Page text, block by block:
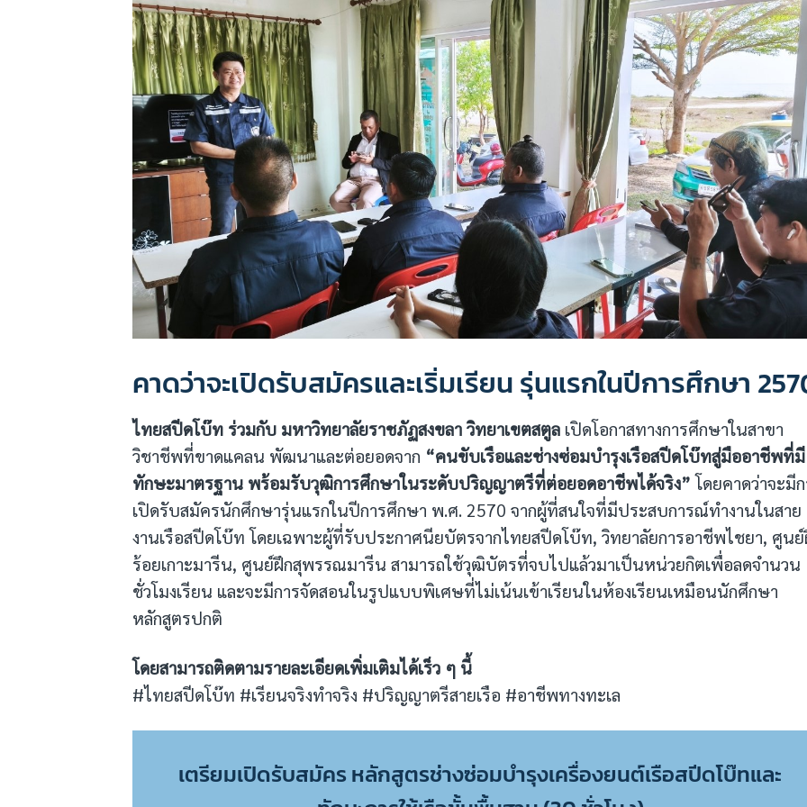
คาดว่าจะเปิดรับสมัครและเริ่มเรียน รุ่นแรกในปีการศึกษา
ไทยสปีดโบ๊ท ร่วมกับ มหาวิทยาลัยราชภัฏสงขลา วิทยาเขตสตูล เปิดโอกาสทางการศึกษาในสาขา
วิชาชีพที่ขาดแคลน พัฒนาและต่อยอดจาก “คนขับเรือและช่างซ่อมบำรุงเรือสปีดโบ๊ทสู่มืออาชีพที่มี
ทักษะมาตรฐาน พร้อมรับวุฒิการศึกษาในระดับปริญญาตรีที่ต่อยอดอาชีพได้จริง” โดยคาดว่าจะมี
เปิดรับสมัครนักศึกษารุ่นแรกในปีการศึกษา พ.ศ. 2570 จากผู้ที่สนใจที่มีประสบการณ์ทำงานในสาย
งานเรือสปีดโบ๊ท โดยเฉพาะผู้ที่รับประกาศนียบัตรจากไทยสปีดโบ๊ท, วิทยาลัยการอาชีพไชยา, ศูน
ร้อยเกาะมารีน, ศูนย์ฝึกสุพรรณมารีน สามารถใช้วุฒิบัตรที่จบไปแล้วมาเป็นหน่วยกิตเพื่อลดจำนวน
ชั่วโมงเรียน และจะมีการจัดสอนในรูปแบบพิเศษที่ไม่เน้นเข้าเรียนในห้องเรียนเหมือนนักศึกษา
หลักสูตรปกติ
โดยสามารถติดตามรายละเอียดเพิ่มเติมได้เร็ว ๆ นี้
#ไทยสปีดโบ๊ท #เรียนจริงทำจริง #ปริญญาตรีสายเรือ #อาชีพทางทะเล
เตรียมเปิดรับสมัคร หลักสูตรช่างซ่อมบำรุงเครื่องยนต์เรือสปีดโบ๊ทและ